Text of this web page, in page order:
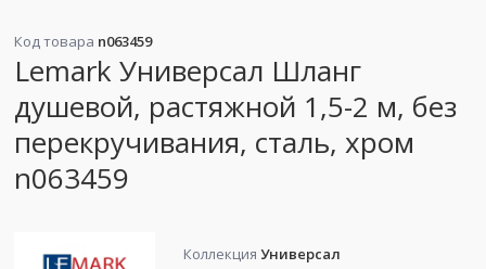
Код товара n063459
Lemark Универсал Шланг
душевой, растяжной 1,5-2 м, без
перекручивания, сталь, хром
n063459
Коллекция Универсал